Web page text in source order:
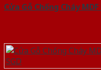
Cửa Gỗ Chống Cháy